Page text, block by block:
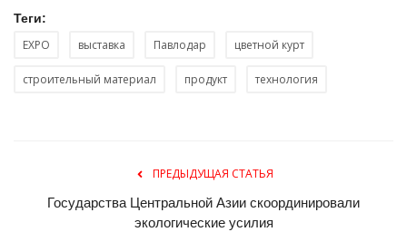
Теги:
EXPO выставка Павлодар цветной курт
строительный материал продукт технология
ПРЕДЫДУЩАЯ СТАТЬЯ
Государства Центральной Азии скоординировали
экологические усилия